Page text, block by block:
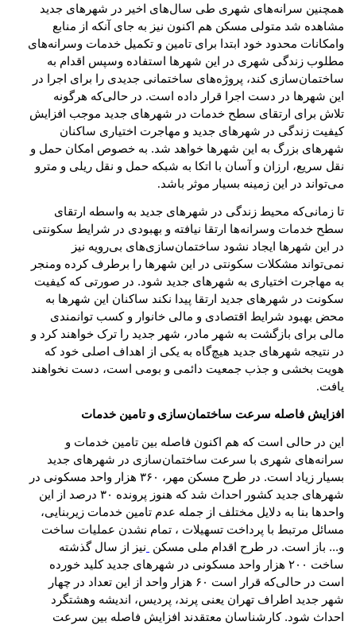
همچنین سرانه‌های شهری طی سال‌های اخیر در شهرهای جدید
مشاهده شد متولی مسکن هم اکنون نیز به جای آنکه از منابع
وامکانات محدود خود ابتدا برای تامین و تکمیل خدمات وسرانه‌های
مطلوب زندگی شهری در این شهرها استفاده وسپس اقدام به
ساختمان‌سازی کند، پروژه‌های ساختمانی جدیدی را برای اجرا در
این شهرها در دست اجرا قرار داده است. در حالی‌که هرگونه
تلاش برای ارتقای سطح خدمات در شهرهای جدید موجب افزایش
کیفیت زندگی در شهرهای جدید و مهاجرت اختیاری ساکنان
شهرهای بزرگ به این شهرها خواهد شد. به خصوص امکان حمل و
نقل سریع، ارزان و آسان با اتکا به شبکه حمل و نقل ریلی و مترو
می‌تواند در این زمینه بسیار موثر باشد.
تا زمانی‌که محیط زندگی در شهرهای جدید به واسطه ارتقای
سطح خدمات وسرانه‌ها ارتقا نیافته و بهبودی در شرایط سکونتی
در این شهرها ایجاد نشود ساختمان‌سازی‌های بی‌رویه نیز
نمی‌تواند مشکلات سکونتی در این شهرها را برطرف کرده ومنجر
به مهاجرت اختیاری به شهرهای جدید شود. در صورتی که کیفیت
سکونت در شهرهای جدید ارتقا پیدا نکند ساکنان این شهرها به
محض بهبود شرایط اقتصادی و مالی خانوار و کسب توانمندی
مالی برای بازگشت به شهر مادر، شهر جدید را ترک خواهند کرد و
در نتیجه شهرهای جدید هیچ‌گاه به یکی از اهداف اصلی خود که
هویت بخشی و جذب جمعیت دائمی و بومی است، دست نخواهند
یافت.
افزایش فاصله سرعت ساختمان‌سازی و تامین خدمات
این در حالی است که هم اکنون فاصله بین تامین خدمات و
سرانه‌های شهری با سرعت ساختمان‌سازی در شهرهای جدید
بسیار زیاد است. در طرح مسکن مهر، ۳۶۰ هزار واحد مسکونی در
شهرهای جدید کشور احداث شد که هنوز پرونده ۳۰ درصد از این
واحدها بنا به دلایل مختلف از جمله عدم تامین خدمات زیربنایی،
مسائل مرتبط با پرداخت تسهیلات ، تمام نشدن عملیات ساخت
و... باز است. در طرح اقدام ملی مسکن
نیز از سال گذشته
ساخت ۲۰۰ هزار واحد مسکونی در شهرهای جدید کلید خورده
است در حالی‌که قرار است ۶۰ هزار واحد از این تعداد در چهار
شهر جدید اطراف تهران یعنی پرند، پردیس، اندیشه وهشتگرد
احداث شود. کارشناسان معتقدند افزایش فاصله بین سرعت